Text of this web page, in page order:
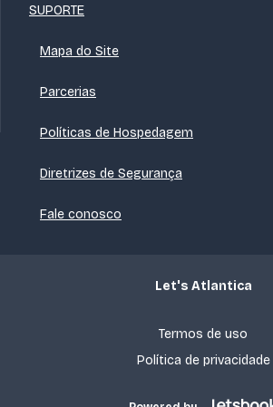
SUPORTE
Mapa do Site
Parcerias
Políticas de Hospedagem
Diretrizes de Segurança
Fale conosco
Let's Atlantica
Termos de uso
Política de privacidade